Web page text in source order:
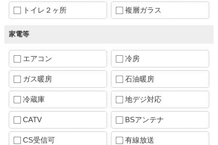
トイレ２ヶ所 複層ガラス
家電等
エアコン 冷房
ガス暖房 石油暖房
冷蔵庫 地デジ対応
CATV BSアンテナ
CS受信可 有線放送